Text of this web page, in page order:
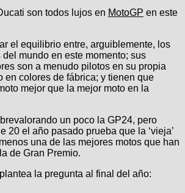
son todos lujos en MotoGP en este
el equilibrio entre, arguiblemente, los
mundo en este momento; sus
son a menudo pilotos en su propia
en colores de fábrica; y tienen que
mejor que la mejor moto en la
un poco la GP24, pero
20 el año pasado prueba que la ‘vieja’
una de las mejores motos que han
de Gran Premio.
la pregunta al final del año: